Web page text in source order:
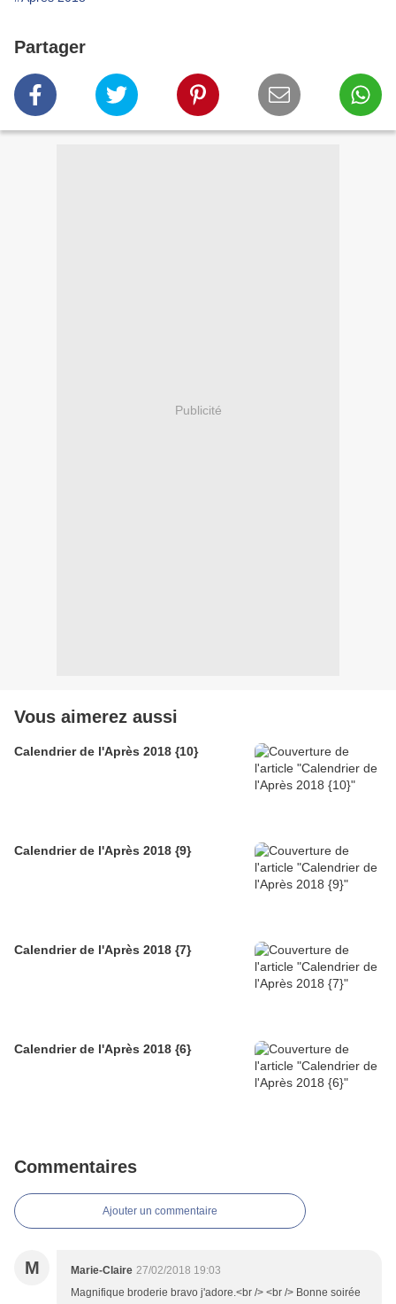
Partager
Publicité
Vous aimerez aussi
Calendrier de l'Après 2018 {10}
Calendrier de l'Après 2018 {9}
Calendrier de l'Après 2018 {7}
Calendrier de l'Après 2018 {6}
Commentaires
Ajouter un commentaire
M Marie-Claire 27/02/2018 19:03
Magnifique broderie bravo j'adore.<br /> <br /> Bonne soirée